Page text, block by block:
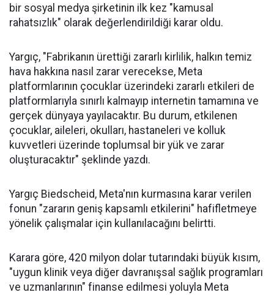
bir sosyal medya şirketinin ilk kez "kamusal
rahatsızlık" olarak değerlendirildiği karar oldu.
Yargıç, "Fabrikanın ürettiği zararlı kirlilik, halkın temiz
hava hakkına nasıl zarar verecekse, Meta
platformlarının çocuklar üzerindeki zararlı etkileri de
platformlarıyla sınırlı kalmayıp internetin tamamına ve
gerçek dünyaya yayılacaktır. Bu durum, etkilenen
çocuklar, aileleri, okulları, hastaneleri ve kolluk
kuvvetleri üzerinde toplumsal bir yük ve zarar
oluşturacaktır" şeklinde yazdı.
Yargıç Biedscheid, Meta'nın kurmasına karar verilen
fonun "zararın geniş kapsamlı etkilerini" hafifletmeye
yönelik çalışmalar için kullanılacağını belirtti.
Karara göre, 420 milyon dolar tutarındaki büyük kısım,
"uygun klinik veya diğer davranışsal sağlık programları
ve uzmanlarının" finanse edilmesi yoluyla Meta